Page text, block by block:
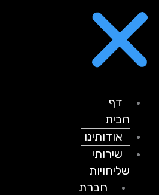
דף
הבית
אודותינו
שירותי
שליחויות
חברת